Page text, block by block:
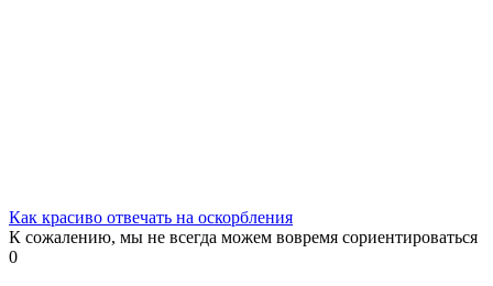
Как красиво отвечать на оскорбления
К сожалению, мы не всегда можем вовремя сориентироваться
0